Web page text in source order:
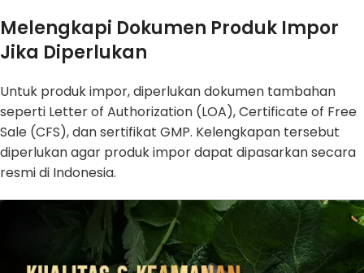
Melengkapi Dokumen Produk Impor
Jika Diperlukan
Untuk produk impor, diperlukan dokumen tambahan
seperti Letter of Authorization (LOA), Certificate of Free
Sale (CFS), dan sertifikat GMP. Kelengkapan tersebut
diperlukan agar produk impor dapat dipasarkan secara
resmi di Indonesia.